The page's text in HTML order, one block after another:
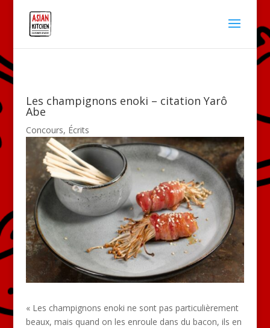
Les champignons enoki – citation Yarô
Abe
Concours, Écrits
« Les champignons enoki ne sont pas particulièrement
beaux, mais quand on les enroule dans du bacon, ils en